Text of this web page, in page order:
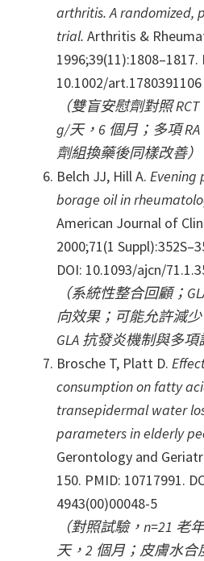
arthritis. A randomized,
trial. Arthritis &
1996;39(11):1808–1817.
10.1002/art.1780391106
（雙盲安慰劑對照
g/天，6 個月；多項
劑組換藥後同樣改善）
Belch JJ, Hill A. Evening
borage oil in
American Journal of
2000;71(1
DOI: 10.1093/ajcn/
（系統性整合回顧；
向效果；可能允許減少
GLA 抗發炎機制與多項
Brosche T, Platt D.
consumption on fatty
transepidermal water
parameters in elderly
Gerontology and
150. PMID: 10717991.
4943(00)00048-5
（對照試驗，n=21 老
天，2 個月；皮膚水合